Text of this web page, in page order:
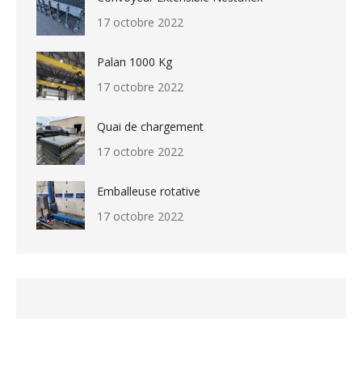
17 octobre 2022
Palan 1000 Kg
17 octobre 2022
Quai de chargement
17 octobre 2022
Emballeuse rotative
17 octobre 2022